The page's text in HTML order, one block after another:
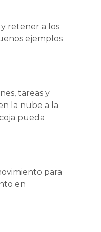
retener a los
ejemplos
tareas y
la nube a la
pueda
para
en